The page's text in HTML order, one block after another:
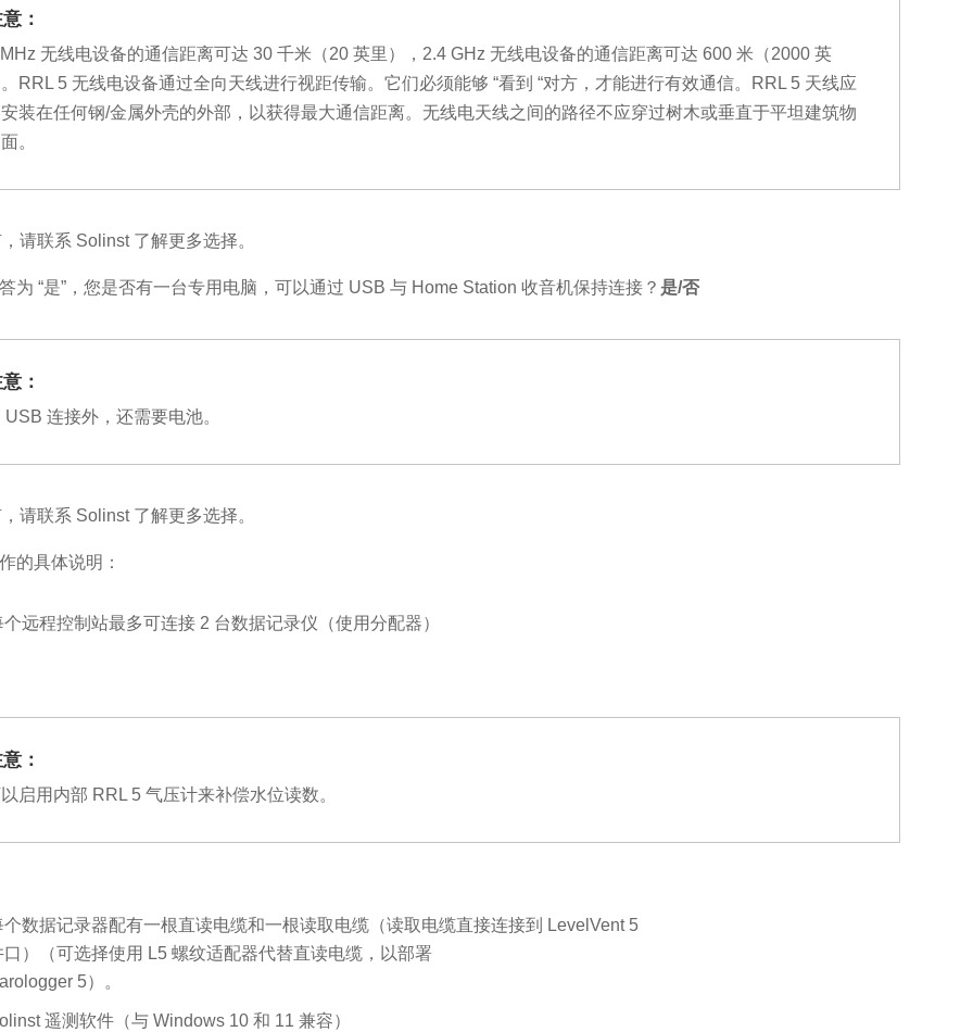
：
无线电设备的通信距离可达 30 千米（20 英里），2.4 GHz 无线电设备的通信距离可达 600 米（2000 英
RRL 5 无线电设备通过全向天线进行视距传输。它们必须能够 “看到 “对方，才能进行有效通信。RRL 5 天线应
装在任何钢/金属外壳的外部，以获得最大通信距离。无线电天线之间的路径不应穿过树木或垂直于平坦建筑物
。
请联系 Solinst 了解更多选择。
为 “是”，您是否有一台专用电脑，可以通过 USB 与 Home Station 收音机保持连接？ 是/否
：
USB 连接外，还需要电池。
请联系 Solinst 了解更多选择。
的具体说明：
个远程控制站最多可连接 2 台数据记录仪（使用分配器）
：
启用内部 RRL 5 气压计来补偿水位读数。
个数据记录器配有一根直读电缆和一根读取电缆（读取电缆直接连接到 LevelVent 5
口）（可选择使用 L5 螺纹适配器代替直读电缆，以部署
5）。
遥测软件（与 Windows 10 和 11 兼容）